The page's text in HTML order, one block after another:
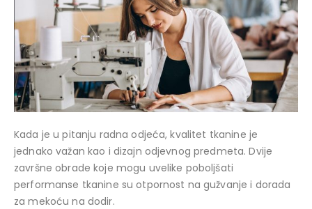
Kada je u pitanju radna odjeća, kvalitet tkanine je
jednako važan kao i dizajn odjevnog predmeta. Dvije
završne obrade koje mogu uvelike poboljšati
performanse tkanine su otpornost na gužvanje i dorada
za mekoću na dodir.